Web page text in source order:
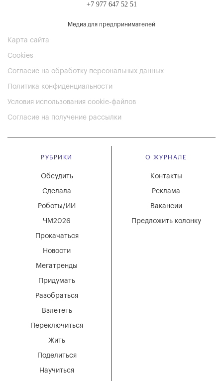
+7 977 647 52 51
Медиа для предпринимателей
Карта сайта
Cookies
Согласие на обработку персональных данных
Политика конфиденциальности
Условия использования cookie-файлов
Согласие на получение рассылки
РУБРИКИ
Мегатренды
Придумать
Разобраться
Взлететь
Новости
Переключиться
Жить
Поделиться
Научиться
Обсудить
Сделала
Роботы/ИИ
ЧМ2026
Прокачаться
О ЖУРНАЛЕ
Вакансии
Реклама
Контакты
Предложить колонку